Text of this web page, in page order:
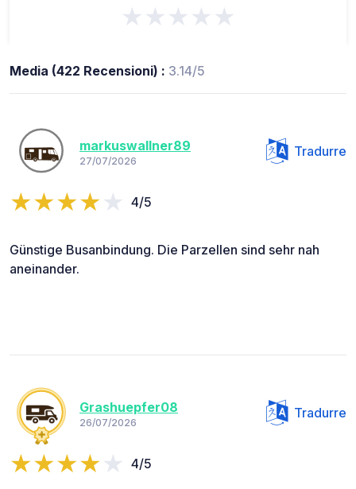
★★★★★
Media (422 Recensioni) : 3.14/5
markuswallner89
27/07/2026
Tradurre
4/5
Günstige Busanbindung. Die Parzellen sind sehr nah
aneinander.
Grashuepfer08
26/07/2026
Tradurre
4/5